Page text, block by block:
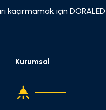
için DORALED
Kurumsal